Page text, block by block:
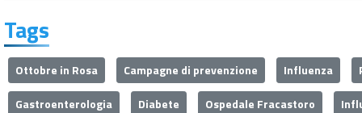
Tags
Ottobre in Rosa Campagne di prevenzione Influenza
Gastroenterologia
Diabete Ospedale Fracastoro